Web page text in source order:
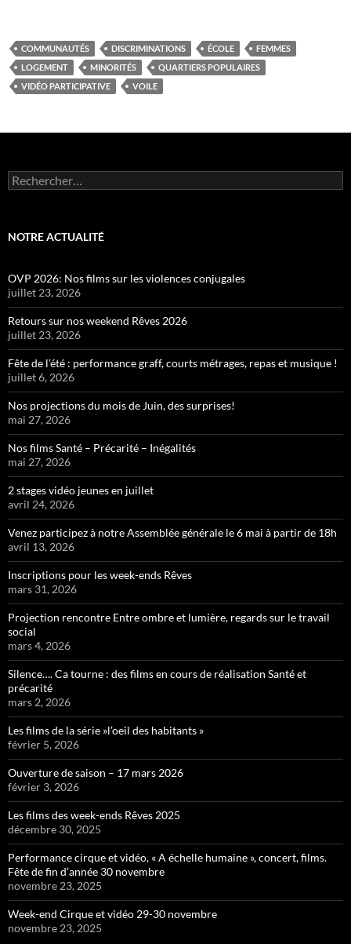
COMMUNAUTÉS DISCRIMINATIONS ÉCOLE
FEMMES
LOGEMENT
MINORITÉS
QUARTIERS POPULAIRES
VIDÉO PARTICIPATIVE
VOILE
Rechercher :
NOTRE ACTUALITÉ
OVP 2026: Nos films sur les violences conjugales
juillet 23, 2026
Retours sur nos weekend Rêves 2026
juillet 23, 2026
Fête de l’été : performance graff, courts métrages, repas et musique !
juillet 6, 2026
Nos projections du mois de Juin, des surprises!
mai 27, 2026
Nos films Santé – Précarité – Inégalités
mai 27, 2026
2 stages vidéo jeunes en juillet
avril 24, 2026
Venez participez à notre Assemblée générale le 6 mai à partir de 18h
avril 13, 2026
Inscriptions pour les week-ends Rêves
mars 31, 2026
Projection rencontre Entre ombre et lumière, regards sur le travail
social
mars 4, 2026
Silence…. Ca tourne : des films en cours de réalisation Santé et
précarité
mars 2, 2026
Les films de la série »l’oeil des habitants »
février 5, 2026
Ouverture de saison – 17 mars 2026
février 3, 2026
Les films des week-ends Rêves 2025
décembre 30, 2025
Performance cirque et vidéo, « A échelle humaine », concert, films.
Fête de fin d’année 30 novembre
novembre 23, 2025
Week-end Cirque et vidéo 29-30 novembre
novembre 23, 2025